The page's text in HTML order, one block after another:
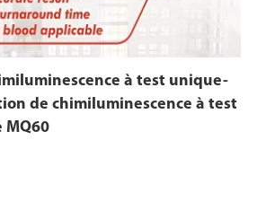
à test unique-
de chimiluminescence à test
MQ60